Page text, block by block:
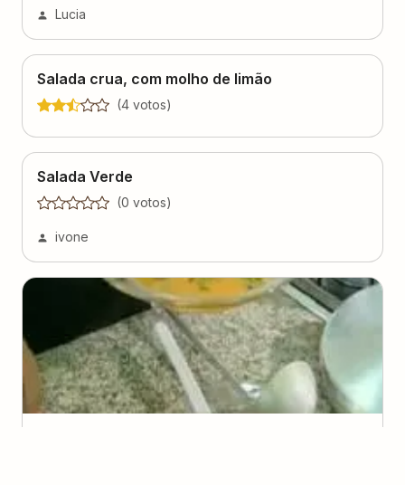
Lucia
Salada crua, com molho de limão
(4 votos)
Salada Verde
(0 votos)
ivone